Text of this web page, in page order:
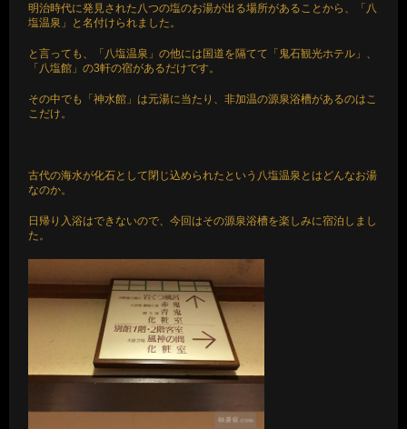
明治時代に発見された八つの塩のお湯が出る場所があることから、「八
塩温泉」と名付けられました。
と言っても、「八塩温泉」の他には国道を隔てて「鬼石観光ホテル」、
「八塩館」の3軒の宿があるだけです。
その中でも「神水館」は元湯に当たり、非加温の源泉浴槽があるのはこ
こだけ。
古代の海水が化石として閉じ込められたという八塩温泉とはどんなお湯
なのか。
日帰り入浴はできないので、今回はその源泉浴槽を楽しみに宿泊しまし
た。